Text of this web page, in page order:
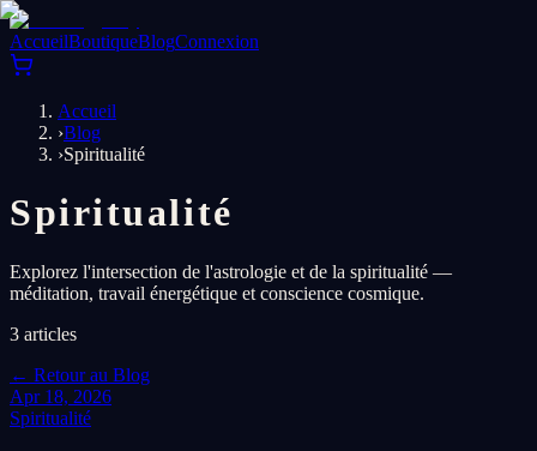
AccueilBoutiqueBlogConnexion
Accueil
›Blog
›Spiritualité
Spiritualité
Explorez l'intersection de l'astrologie et de la spiritualité —
méditation, travail énergétique et conscience cosmique.
3 articles
← Retour au Blog
Apr 18, 2026
Spiritualité